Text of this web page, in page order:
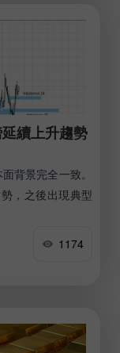
續上升趨勢
背景完全一致。
，之後出現典型
1174